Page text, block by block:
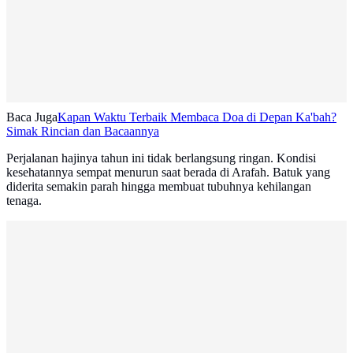
Baca JugaKapan Waktu Terbaik Membaca Doa di Depan Ka'bah?
Simak Rincian dan Bacaannya
Perjalanan hajinya tahun ini tidak berlangsung ringan. Kondisi
kesehatannya sempat menurun saat berada di Arafah. Batuk yang
diderita semakin parah hingga membuat tubuhnya kehilangan
tenaga.